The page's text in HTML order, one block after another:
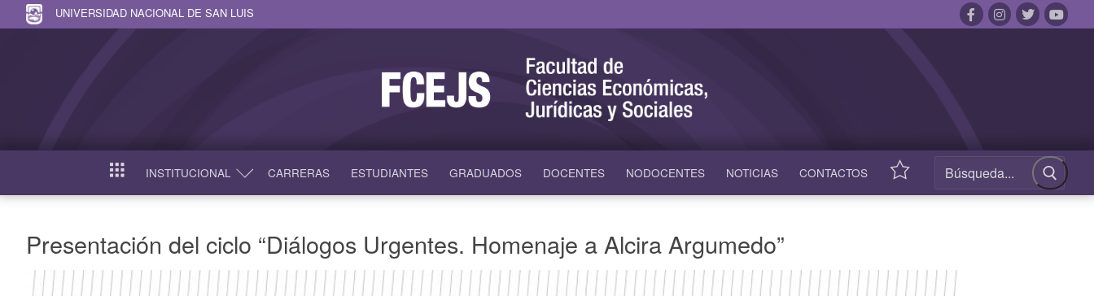
UNIVERSIDAD NACIONAL DE SAN LUIS
INICIO INSTITUCIONAL CARRERAS ESTUDIANTES GRADUADOS DOCENTES NODOCENTES NOTICIAS CONTACTOS ACCESOS
Presentación del ciclo “Diálogos Urgentes. Homenaje a Alcira Argumedo”